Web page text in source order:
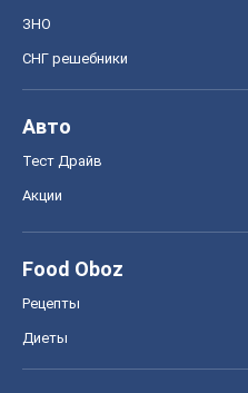
ЗНО
СНГ решебники
Авто
Тест Драйв
Акции
Food Oboz
Рецепты
Диеты